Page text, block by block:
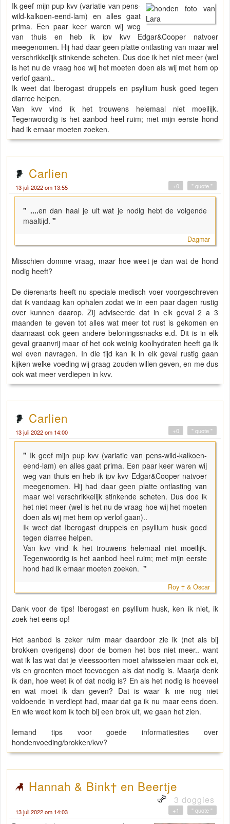
Ik geef mijn pup kvv (variatie van pens-
wild-kalkoen-eend-lam) en alles gaat
prima. Een paar keer waren wij weg
van thuis en heb ik ipv kvv Edgar&Cooper natvoer
meegenomen. Hij had daar geen platte ontlasting van maar wel
verschrikkelijk stinkende scheten. Dus doe ik het niet meer (wel
is het nu de vraag hoe wij het moeten doen als wij met hem op
verlof gaan)..
Ik weet dat Iberogast druppels en psyllium husk goed tegen
diarree helpen.
Van kvv vind ik het trouwens helemaal niet moeilijk.
Tegenwoordig is het aanbod heel ruim; met mijn eerste hond
had ik ernaar moeten zoeken.
Carlien
13 juli 2022 om 13:55 " quote "
+0
" ....en dan haal je uit wat je nodig hebt de volgende
maaltijd. "
Dagmar
Misschien domme vraag, maar hoe weet je dan wat de hond
nodig heeft?
De dierenarts heeft nu speciale medisch voer voorgeschreven
dat ik vandaag kan ophalen zodat we in een paar dagen rustig
over kunnen daarop. Zij adviseerde dat in elk geval 2 a 3
maanden te geven tot alles wat meer tot rust is gekomen en
daarnaast ook geen andere beloningssnacks e.d. Dit is in elk
geval graanvrij maar of het ook weinig koolhydraten heeft ga ik
wel even navragen. In die tijd kan ik in elk geval rustig gaan
kijken welke voeding wij graag zouden willen geven, en me dus
ook wat meer verdiepen in kvv.
Carlien
13 juli 2022 om 14:00 " quote "
+0
" Ik geef mijn pup kvv (variatie van pens-wild-kalkoen-
eend-lam) en alles gaat prima. Een paar keer waren wij
weg van thuis en heb ik ipv kvv Edgar&Cooper natvoer
meegenomen. Hij had daar geen platte ontlasting van
maar wel verschrikkelijk stinkende scheten. Dus doe ik
het niet meer (wel is het nu de vraag hoe wij het moeten
doen als wij met hem op verlof gaan)..
Ik weet dat Iberogast druppels en psyllium husk goed
tegen diarree helpen.
Van kvv vind ik het trouwens helemaal niet moeilijk.
Tegenwoordig is het aanbod heel ruim; met mijn eerste
hond had ik ernaar moeten zoeken. "
Roy † & Oscar
Dank voor de tips! Iberogast en psyllium husk, ken ik niet, ik
zoek het eens op!
Het aanbod is zeker ruim maar daardoor zie ik (net als bij
brokken overigens) door de bomen het bos niet meer.. want
wat ik las wat dat je vleessoorten moet afwisselen maar ook ei,
vis en groenten moet toevoegen als dat nodig is. Maarja denk
ik dan, hoe weet ik of dat nodig is? En als het nodig is hoeveel
en wat moet ik dan geven? Dat is waar ik me nog niet
voldoende in verdiept had, maar dat ga ik nu maar eens doen.
En wie weet kom ik toch bij een brok uit, we gaan het zien.
Iemand tips voor goede informatiesites over
hondenvoeding/brokken/kvv?
Hannah & Bink† en Beertje
3 doggies
13 juli 2022 om 14:03 " quote "
+1